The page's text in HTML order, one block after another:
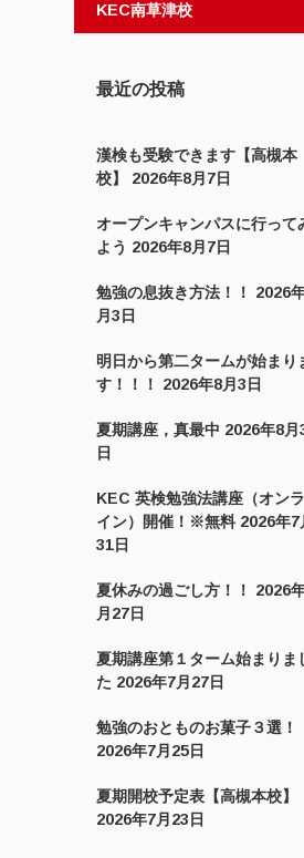
KEC南草津校
最近の投稿
漢検も受験できます【高槻本
校】
2026年8月7日
オープンキャンパスに行って
よう 2026年8月7日
勉強の息抜き方法！！
2026
月3日
明日から第二タームが始まり
す！！！
2026年8月3日
夏期講座，真最中 2026年8月
日
KEC 英検勉強法講座（オンラ
イン）開催！※無料 2026年7
31日
夏休みの過ごし方！！
2026
月27日
夏期講座第１ターム始まりま
た 2026年7月27日
勉強のおとものお菓子３選！
2026年7月25日
夏期開校予定表【高槻本校】
2026年7月23日